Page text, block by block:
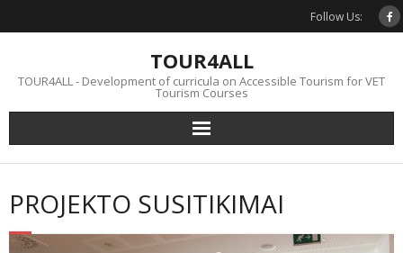
Follow Us:
TOUR4ALL
TOUR4ALL - Development of curricula on Accessible Tourism for VET
Tourism Courses
PROJEKTO SUSITIKIMAI